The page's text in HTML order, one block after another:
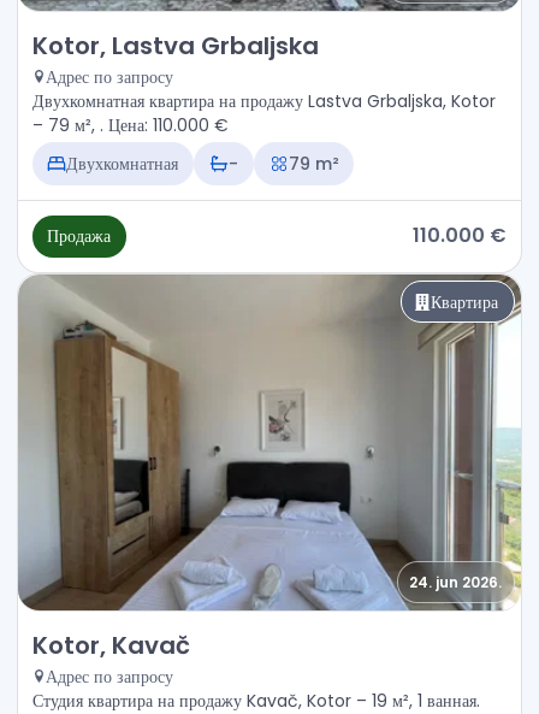
Продажа - Квартира Kotor, Lastva Grbaljska
Kotor, Lastva Grbaljska
Адрес по запросу
Двухкомнатная квартира на продажу Lastva Grbaljska, Kotor
– 79 м², . Цена: 110.000 €
Двухкомнатная
- 79 m²
Продажа 110.000 €
Квартира
24. jun 2026.
Продажа - Квартира Kotor, Kavač
Kotor, Kavač
Адрес по запросу
Студия квартира на продажу Kavač, Kotor – 19 м², 1 ванная.